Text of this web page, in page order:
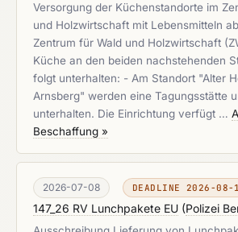
Versorgung der Küchenstandorte im
und Holzwirtschaft mit Lebensmitteln
Zentrum für Wald und Holzwirtschaft
Küche an den beiden nachstehenden
folgt unterhalten: - Am Standort "Alter
Arnsberg" werden eine Tagungsstätte
unterhalten. Die Einrichtung verfügt …
Beschaffung »
2026-07-08 DEADLINE 2026-08-
147_26 RV Lunchpakete EU (Polizei